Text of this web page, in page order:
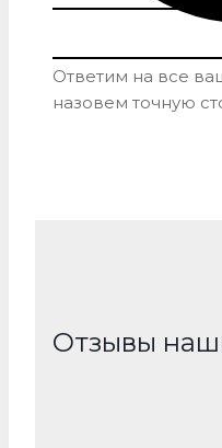
Ответим на все
назовем точную
Отзывы